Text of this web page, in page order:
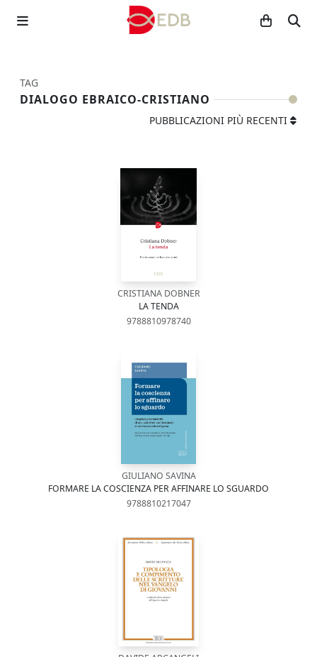
TAG
DIALOGO EBRAICO-CRISTIANO
PUBBLICAZIONI PIÙ RECENTI
CRISTIANA DOBNER
LA TENDA
9788810978740
GIULIANO SAVINA
FORMARE LA COSCIENZA PER AFFINARE LO SGUARDO
9788810217047